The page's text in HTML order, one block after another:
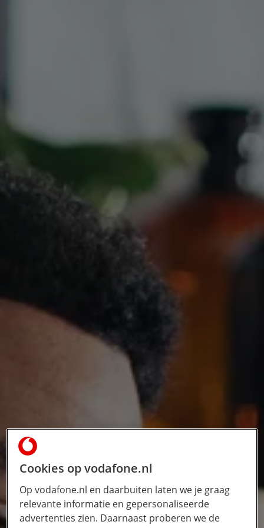
Cookies op vodafone.nl
Op vodafone.nl en daarbuiten laten we je graag
relevante informatie en gepersonaliseerde
advertenties zien. Daarnaast proberen we de